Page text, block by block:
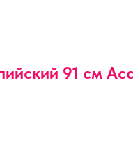
91 см